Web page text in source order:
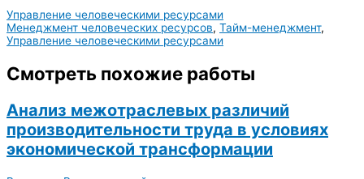
Управление человеческими ресурсами
Менеджмент человеческих ресурсов, Тайм-менеджмент,
Управление человеческими ресурсами
Смотреть похожие работы
Анализ межотраслевых различий
производительности труда в условиях
экономической трансформации